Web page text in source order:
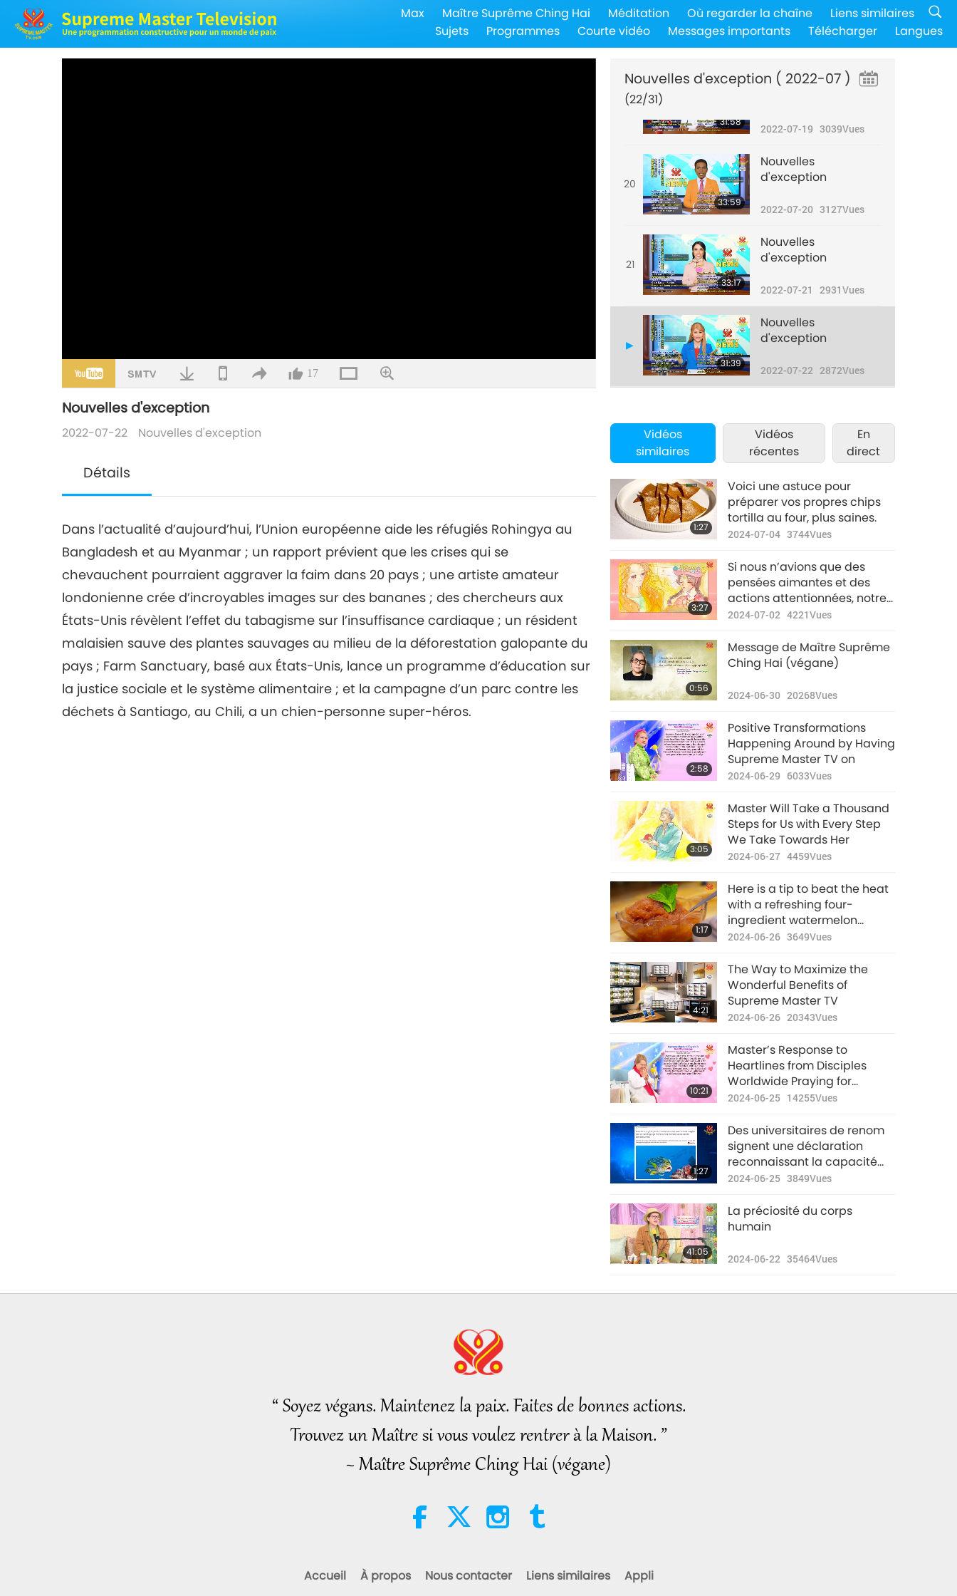
Max Maître Suprême Ching Hai Méditation Où regarder la chaîne
Liens similaires
Sujets
Programmes Courte vidéo Messages importants Télécharger Langues
17
Nouvelles d'exception
2022-07-22 Nouvelles d'exception
Détails
Dans l’actualité d’aujourd’hui, l’Union européenne aide les réfugiés Rohingya au
Bangladesh et au Myanmar ; un rapport prévient que les crises qui se
chevauchent pourraient aggraver la faim dans 20 pays ; une artiste amateur
londonienne crée d’incroyables images sur des bananes ; des chercheurs aux
États-Unis révèlent l’effet du tabagisme sur l’insuffisance cardiaque ; un résident
malaisien sauve des plantes sauvages au milieu de la déforestation galopante du
pays ; Farm Sanctuary, basé aux États-Unis, lance un programme d’éducation sur
la justice sociale et le système alimentaire ; et la campagne d’un parc contre les
déchets à Santiago, au Chili, a un chien-personne super-héros.
Nouvelles d'exception ( 2022-07 )
(22/31)
18
d'exception
2022-07-182774Vues
19
31:58
Nouvelles
2022-07-19 3039Vues
20
33:59
Nouvelles
d'exception
2022-07-20 3127Vues
21
33:17
Nouvelles
d'exception
2022-07-21 2931Vues
31:39
Nouvelles
d'exception
2022-07-22 2872Vues
23
2022-07-23 Vues
24
33:11
Nouvelles
d'exception
2022-07-243086
25
32:14
Nouvelles
d'exception
2022-07-253064
26
Nouvelles
d'exception
2022-07-262928
27
30:19
Nouvelles
d'exception
2022-07-272859
28
34:34
Nouvelles
d'exception
2022-07-282964
29
31:33
Nouvelles
d'exception
2022-07-292895
30
33:10
Nouvelles
d'exception
2022-07-302936
31
32:49
Nouvelles
d'exception
2022-07-313178
Vidéos
similaires
Vidéos
récentes
En
direct
1:27
Voici une astuce pour
préparer vos propres chips
tortilla au four, plus saines.
2024-07-04 3744Vues
3:27
Si nous n’avions que des
pensées aimantes et des
actions attentionnées, notre
monde serait un endroit
2024-07-02 4221Vues
0:56
Message de Maître Suprême
Ching Hai (végane)
2024-06-30 20268Vues
2:58
Positive Transformations
Happening Around by Having
Supreme Master TV on
2024-06-29 6033Vues
3:05
Master Will Take a Thousand
Steps for Us with Every Step
We Take Towards Her
2024-06-27 4459Vues
1:17
Here is a tip to beat the heat
with a refreshing four-
ingredient watermelon
slushie.
2024-06-26 3649Vues
4:21
The Way to Maximize the
Wonderful Benefits of
Supreme Master TV
2024-06-26 20343Vues
10:21
Master’s Response to
Heartlines from Disciples
Worldwide Praying for
Master’s Safety and Begging
2024-06-25 14255Vues
1:27
Des universitaires de renom
signent une déclaration
reconnaissant la capacité
d’expérience consciente des
2024-06-25 3849Vues
41:05
La préciosité du corps
humain
2024-06-22 35464Vues
“ Soyez végans. Maintenez la paix. Faites de bonnes actions.
Trouvez un Maître si vous voulez rentrer à la Maison. ”
~ Maître Suprême Ching Hai (végane)
Accueil À propos Nous contacter Liens similaires Appli